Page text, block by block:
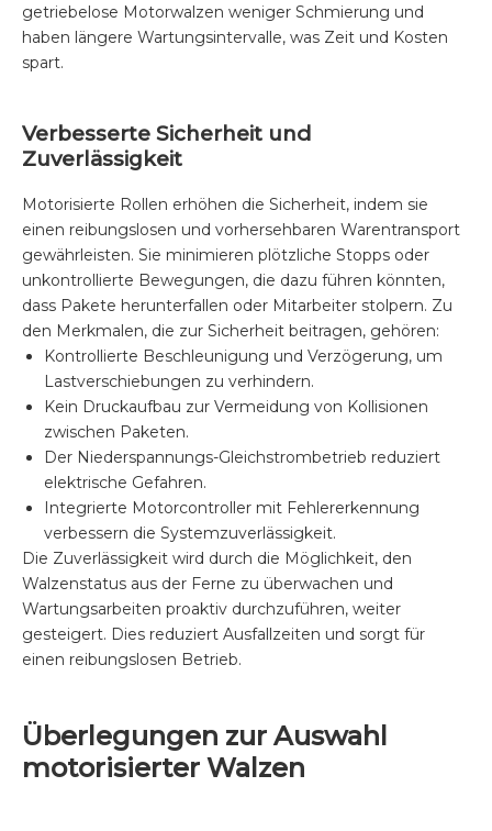
getriebelose Motorwalzen weniger Schmierung und
haben längere Wartungsintervalle, was Zeit und Kosten
spart.
Verbesserte Sicherheit und
Zuverlässigkeit
Motorisierte Rollen erhöhen die Sicherheit, indem sie
einen reibungslosen und vorhersehbaren Warentransport
gewährleisten. Sie minimieren plötzliche Stopps oder
unkontrollierte Bewegungen, die dazu führen könnten,
dass Pakete herunterfallen oder Mitarbeiter stolpern. Zu
den Merkmalen, die zur Sicherheit beitragen, gehören:
Kontrollierte Beschleunigung und Verzögerung, um
Lastverschiebungen zu verhindern.
Kein Druckaufbau zur Vermeidung von Kollisionen
zwischen Paketen.
Der Niederspannungs-Gleichstrombetrieb reduziert
elektrische Gefahren.
Integrierte Motorcontroller mit Fehlererkennung
verbessern die Systemzuverlässigkeit.
Die Zuverlässigkeit wird durch die Möglichkeit, den
Walzenstatus aus der Ferne zu überwachen und
Wartungsarbeiten proaktiv durchzuführen, weiter
gesteigert. Dies reduziert Ausfallzeiten und sorgt für
einen reibungslosen Betrieb.
Überlegungen zur Auswahl
motorisierter Walzen